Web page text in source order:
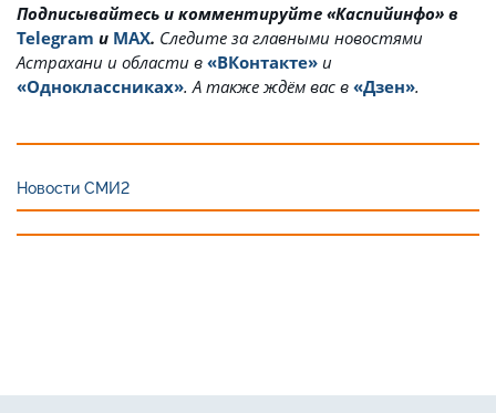
Подписывайтесь и комментируйте «Каспийинфо» в
Telegram и MAX. Cледите за главными новостями
Астрахани и области в «ВКонтакте» и
«Одноклассниках». А также ждём вас в «Дзен».
Новости СМИ2